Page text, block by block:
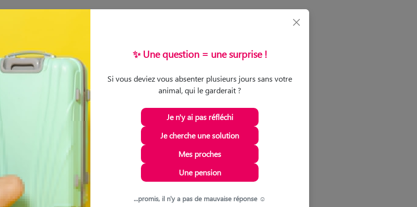
de la famille,
!
sur votre assurance santé animale avec
✨ Une question = une surprise !
Si vous deviez vous absenter plusieurs jours sans votre
animal, qui le garderait ?
Je n'y ai pas réfléchi
Je cherche une solution
Mes proches
Une pension
...promis, il n'y a pas de mauvaise réponse ☺️